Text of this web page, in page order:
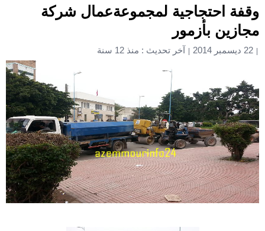
وقفة احتجاجية لمجموعةعمال شركة
مجازين بأزمور
22 ديسمبر 2014 آخر تحديث : منذ 12 سنة